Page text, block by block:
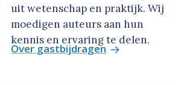
uit wetenschap en praktijk. Wij
moedigen auteurs aan hun
kennis en ervaring te delen.
Over gastbijdragen